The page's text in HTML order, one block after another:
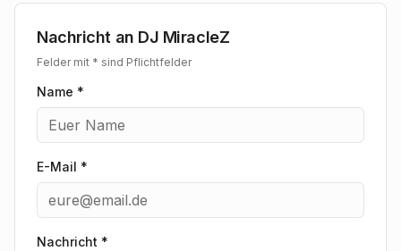
Nachricht an DJ MiracleZ
Felder mit * sind Pflichtfelder
Name *
E-Mail *
Nachricht *